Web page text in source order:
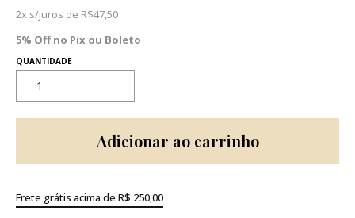
2x s/juros de R$47,50
5% Off no Pix ou Boleto
Adicionar ao carrinho
Frete grátis acima de R$ 250,00